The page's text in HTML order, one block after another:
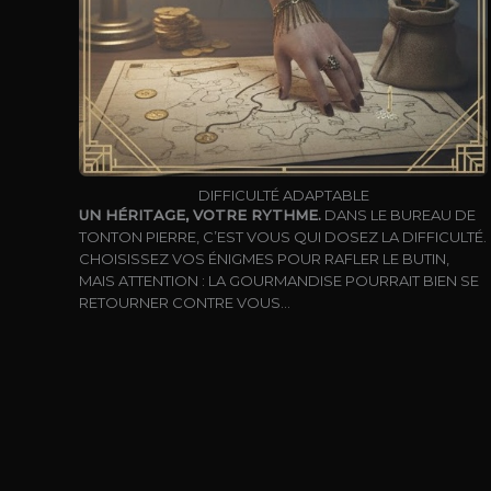
DIFFICULTÉ ADAPTABLE
UN HÉRITAGE, VOTRE RYTHME. DANS LE BUREAU DE
TONTON PIERRE, C’EST VOUS QUI DOSEZ LA DIFFICULTÉ.
CHOISISSEZ VOS ÉNIGMES POUR RAFLER LE BUTIN,
MAIS ATTENTION : LA GOURMANDISE POURRAIT BIEN SE
RETOURNER CONTRE VOUS…